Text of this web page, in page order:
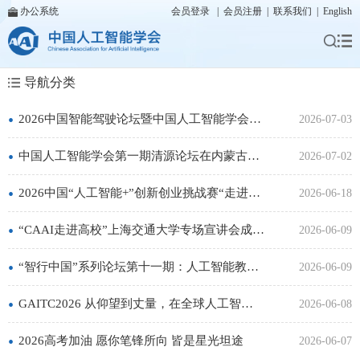
办公系统 会员登录 会员注册 联系我们 English
导航分类
• 2026中国智能驾驶论坛暨中国人工智能学会智能驾驶专业委员会年度大会在京举办 2026-07-03
• 中国人工智能学会第一期清源论坛在内蒙古大学成功举办 2026-07-02
• 2026中国“人工智能+”创新创业挑战赛“走进常州”对接交流活动成功举办 2026-06-18
• “CAAI走进高校”上海交通大学专场宣讲会成功举办 2026-06-09
• “智行中国”系列论坛第十一期：人工智能教育伦理：成己成物——解读《人工智能教育伦理：参考框架》成功举办 2026-06-09
• GAITC2026 从仰望到丈量，在全球人工智能技术大会看见AI的下沉 2026-06-08
• 2026高考加油 愿你笔锋所向 皆是星光坦途 2026-06-07